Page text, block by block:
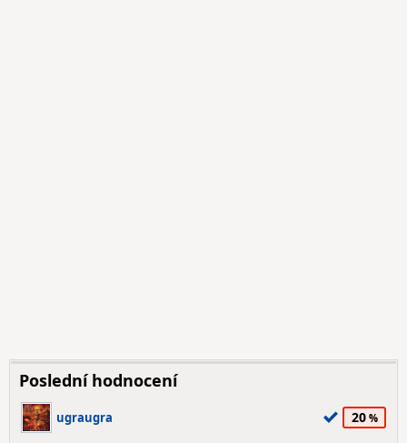
Poslední hodnocení
ugraugra 20